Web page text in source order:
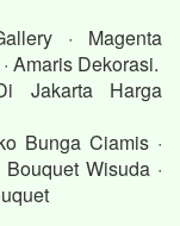
· Magenta
Amaris Dekorasi.
Jakarta Harga
Bunga Ciamis ·
Wisuda ·